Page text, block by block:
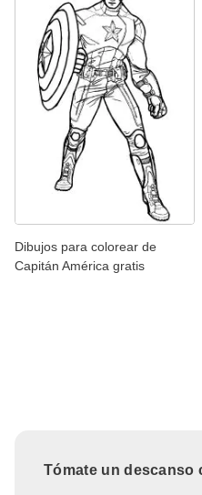
Dibujos para colorear de
Capitán América gratis
Tómate un descanso